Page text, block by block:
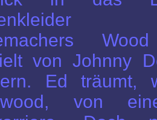
von Johnny
Ed träumt,
von